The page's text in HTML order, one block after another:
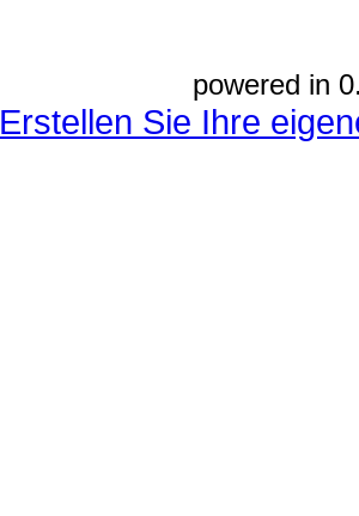
powered in
Erstellen Sie Ihre